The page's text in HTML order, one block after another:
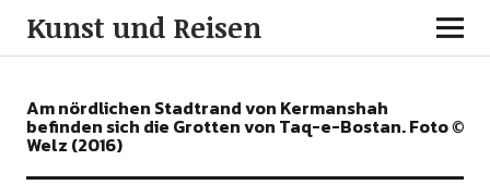
Kunst und Reisen
Am nördlichen Stadtrand von Kermanshah
befinden sich die Grotten von Taq-e-Bostan. Foto ©
Welz (2016)